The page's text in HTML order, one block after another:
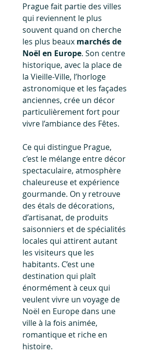
Prague fait partie des villes
qui reviennent le plus
souvent quand on cherche
les plus beaux marchés de
Noël en Europe. Son centre
historique, avec la place de
la Vieille-Ville, l’horloge
astronomique et les façades
anciennes, crée un décor
particulièrement fort pour
vivre l’ambiance des Fêtes.
Ce qui distingue Prague,
c’est le mélange entre décor
spectaculaire, atmosphère
chaleureuse et expérience
gourmande. On y retrouve
des étals de décorations,
d’artisanat, de produits
saisonniers et de spécialités
locales qui attirent autant
les visiteurs que les
habitants. C’est une
destination qui plaît
énormément à ceux qui
veulent vivre un voyage de
Noël en Europe dans une
ville à la fois animée,
romantique et riche en
histoire.